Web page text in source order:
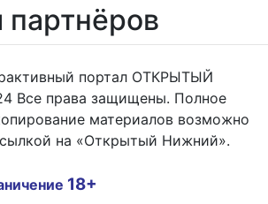
партнёров
портал ОТКРЫТЫЙ
права защищены. Полное
материалов возможно
на «Открытый Нижний».
18+